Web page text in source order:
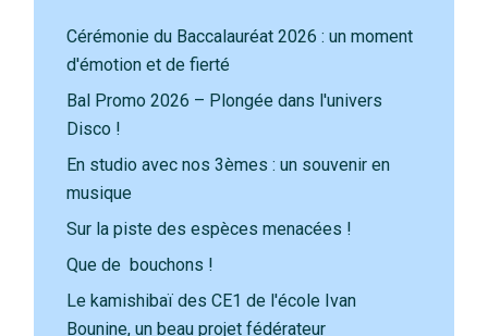
Cérémonie du Baccalauréat 2026 : un moment
d'émotion et de fierté
Bal Promo 2026 – Plongée dans l'univers
Disco !
En studio avec nos 3èmes : un souvenir en
musique
Sur la piste des espèces menacées !
Que de bouchons !
Le kamishibaï des CE1 de l'école Ivan
Bounine, un beau projet fédérateur